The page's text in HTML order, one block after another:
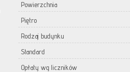
Powierzchnia
Piętro
Rodzaj budynku
Standard
Opłaty wg liczników